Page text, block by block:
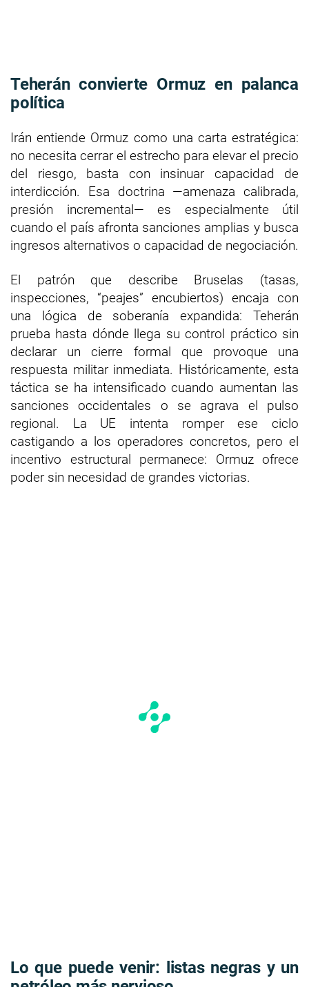
Teherán convierte Ormuz en palanca
política
Irán entiende Ormuz como una carta estratégica:
no necesita cerrar el estrecho para elevar el precio
del riesgo, basta con insinuar capacidad de
interdicción. Esa doctrina —amenaza calibrada,
presión incremental— es especialmente útil
cuando el país afronta sanciones amplias y busca
ingresos alternativos o capacidad de negociación.
El patrón que describe Bruselas (tasas,
inspecciones, “peajes” encubiertos) encaja con
una lógica de soberanía expandida: Teherán
prueba hasta dónde llega su control práctico sin
declarar un cierre formal que provoque una
respuesta militar inmediata. Históricamente, esta
táctica se ha intensificado cuando aumentan las
sanciones occidentales o se agrava el pulso
regional. La UE intenta romper ese ciclo
castigando a los operadores concretos, pero el
incentivo estructural permanece: Ormuz ofrece
poder sin necesidad de grandes victorias.
Lo que puede venir: listas negras y un